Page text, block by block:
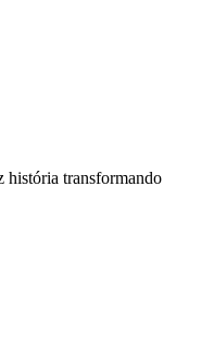
história transformando